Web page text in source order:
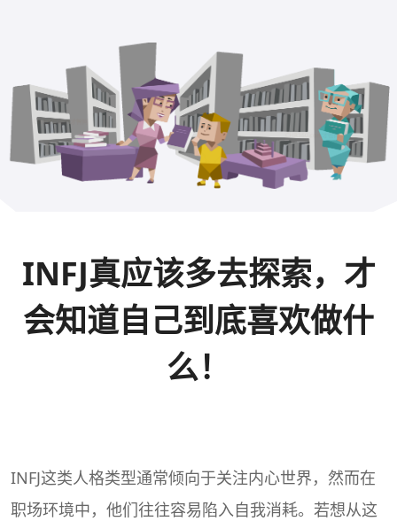
INFJ真应该多去探索，才
会知道自己到底喜欢做什
么！
INFJ这类人格类型通常倾向于关注内心世界，然而在
职场环境中，他们往往容易陷入自我消耗。若想从这